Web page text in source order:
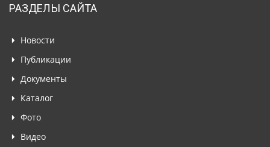
РАЗДЕЛЫ САЙТА
Новости
Публикации
Документы
Каталог
Фото
Видео